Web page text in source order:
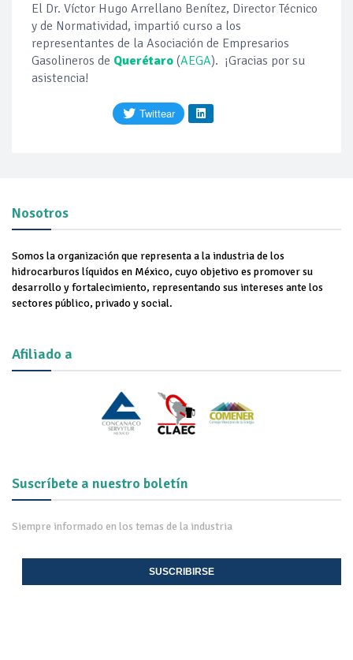
Evolución criminal: pasan de robar gasolina a la producción
propia
Cambio de tendencias: autos eléctricos bajan de precio, los
de gasolina aumentan
SHCP | Acuerdo por el cual se dan a conocer los montos de
los estímulos fiscales aplicables a la enajenación de gasolinas
de agosto
Precio del diésel comprime el margen de las gasolineras: se
espera estabilización del mercado
El Dr. Víctor Hugo Arrellano Benítez, Director Técnico
y de Normatividad, impartió curso a los
representantes de la Asociación de Empresarios
Gasolineros de Querétaro (AEGA). ¡Gracias por su
asistencia!
Nosotros
Somos la organización que representa a la industria de los
hidrocarburos líquidos en México, cuyo objetivo es promover su
desarrollo y fortalecimiento, representando sus intereses ante los
sectores público, privado y social.
Afiliado a
Suscríbete a nuestro boletín
Siempre informado en los temas de la industria
SUSCRIBIRSE